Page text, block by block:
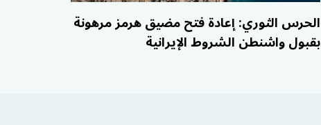
الحرس الثوري: إعادة فتح مضيق هرمز مرهونة
بقبول واشنطن الشروط الإيرانية